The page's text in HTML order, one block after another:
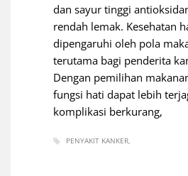
dan sayur tinggi
rendah lemak. Kesehatan
dipengaruhi oleh pola
terutama bagi penderita
Dengan pemilihan
fungsi hati dapat lebih
komplikasi berkurang,
PENYAKIT KANKER